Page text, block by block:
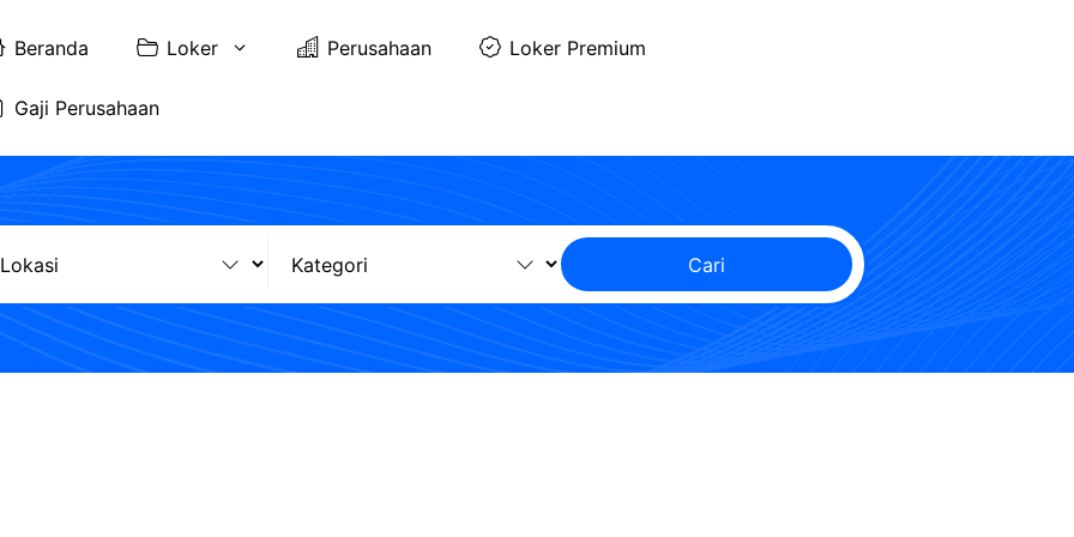
Beranda Loker Perusahaan Loker Premium
Gaji Perusahaan
Cari